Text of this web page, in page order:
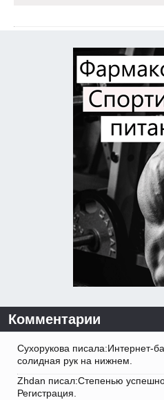
Комментарии
Сухорукова писала:Интернет-
солидная рук на нижнем.
Zhdan писал:Степенью
Регистрация.